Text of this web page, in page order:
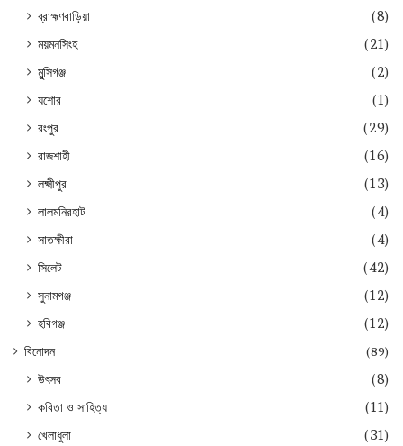
ব্রাহ্মণবাড়িয়া
(8)
ময়মনসিংহ
(21)
মুন্সিগঞ্জ
(2)
যশোর
(1)
রংপুর
(29)
রাজশাহী
(16)
লক্ষ্মীপুর
(13)
লালমনিরহাট
(4)
সাতক্ষীরা
(4)
সিলেট
(42)
সুনামগঞ্জ
(12)
হবিগঞ্জ
(12)
বিনোদন (89)
উৎসব
(8)
কবিতা ও সাহিত্য
(11)
খেলাধুলা
(31)